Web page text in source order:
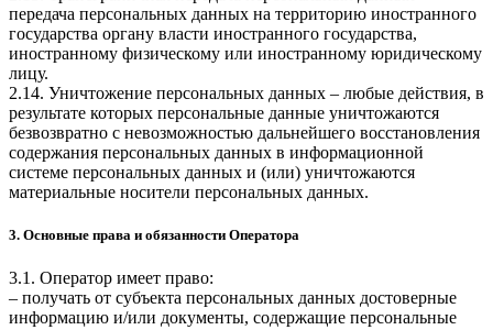
передача персональных данных на территорию иностранного
государства органу власти иностранного государства,
иностранному физическому или иностранному юридическому
лицу.
2.14. Уничтожение персональных данных – любые действия, в
результате которых персональные данные уничтожаются
безвозвратно с невозможностью дальнейшего восстановления
содержания персональных данных в информационной
системе персональных данных и (или) уничтожаются
материальные носители персональных данных.
3. Основные права и обязанности Оператора
3.1. Оператор имеет право:
– получать от субъекта персональных данных достоверные
информацию и/или документы, содержащие персональные